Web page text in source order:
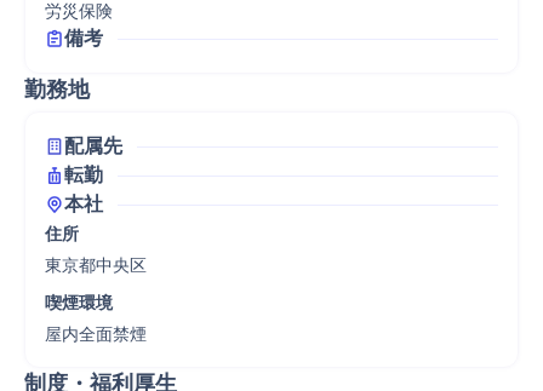
労災保険
備考
勤務地
配属先
転勤
本社
住所
東京都中央区
喫煙環境
屋内全面禁煙
制度・福利厚生